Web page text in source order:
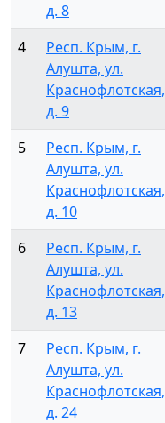
д. 8
4
Респ. Крым, г.
Алушта, ул.
Краснофлотская,
д. 9
5
Респ. Крым, г.
Алушта, ул.
Краснофлотская,
д. 10
6
Респ. Крым, г.
Алушта, ул.
Краснофлотская,
д. 13
7
Респ. Крым, г.
Алушта, ул.
Краснофлотская,
д. 24